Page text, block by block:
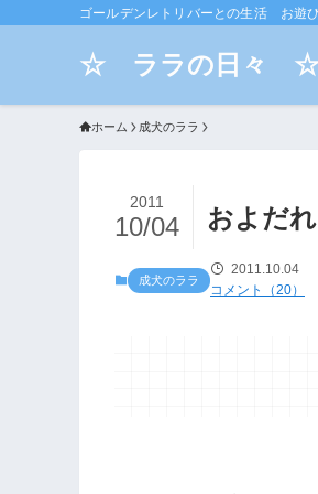
ゴールデンレトリバーとの生活 お遊
☆ ララの日々
ホーム 成犬のララ
およだれ
2011
10/04
成犬のララ
2011.10.04
コメント（20）